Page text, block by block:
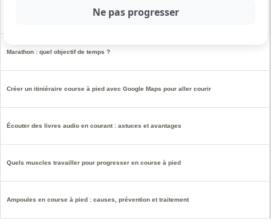
Course à pied et muscles : quels muscles travaillent quand on court ?
Marathon : quel objectif de temps ?
Créer un itiniéraire course à pied avec Google Maps pour aller courir
Écouter des livres audio en courant : astuces et avantages
Quels muscles travailler pour progresser en course à pied
Ampoules en course à pied : causes, prévention et traitement